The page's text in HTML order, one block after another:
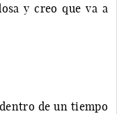
y creo que va a
de un tiempo